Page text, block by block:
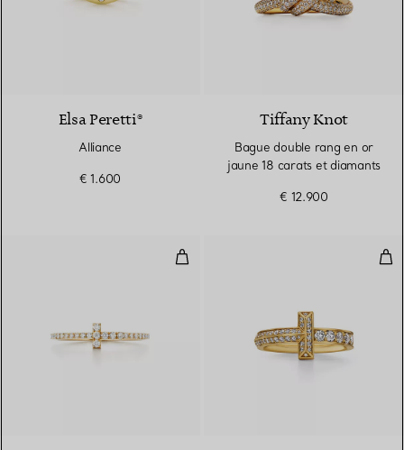
Elsa Peretti®
Alliance
€ 1.600
Tiffany Knot
Bague double rang en or
jaune 18 carats et diamants
€ 12.900
Alliance Wire ornée de